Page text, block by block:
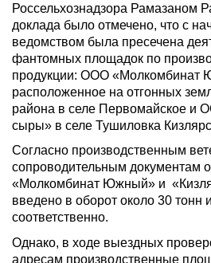
Россельхознадзора Рамазаном
доклада было отмечено, что с
ведомством была пресечена
фантомных площадок по
продукции: ООО «Молкомбинат
расположенное на отгонных
района в селе Первомайское и
сыры» в селе Тушиловка
Согласно производственным
сопроводительным документам
«Молкомбинат Южный» и
введено в оборот около 30 тонн
соответственно.
Однако, в ходе выездных
адресам производственные